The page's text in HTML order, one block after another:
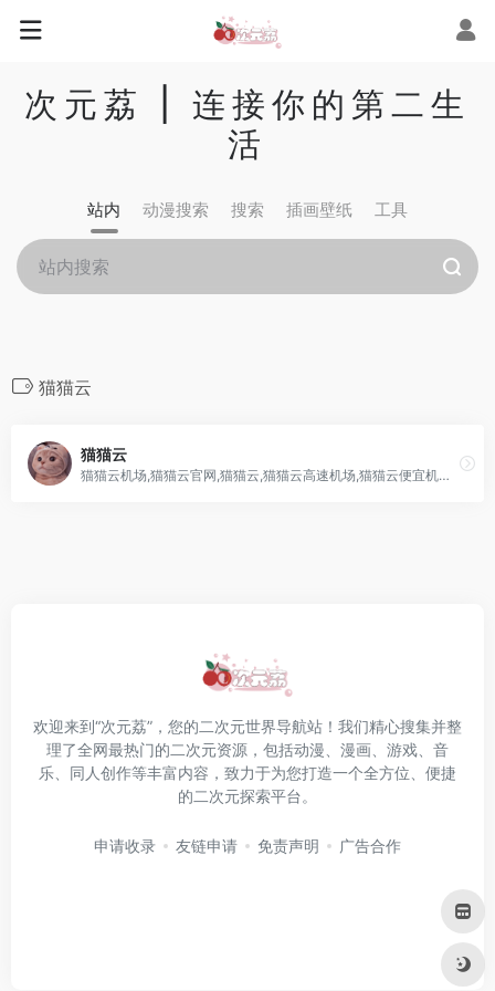
次元荔 | 连接你的第二生
活
站内 动漫搜索 搜索 插画壁纸 工具
猫猫云
猫猫云
猫猫云机场,猫猫云官网,猫猫云,猫猫云高速机场,猫猫云便宜机场,猫猫云机场优惠券
欢迎来到“次元荔”，您的二次元世界导航站！我们精心搜集并整
理了全网最热门的二次元资源，包括动漫、漫画、游戏、音
乐、同人创作等丰富内容，致力于为您打造一个全方位、便捷
的二次元探索平台。
申请收录 友链申请 免责声明 广告合作